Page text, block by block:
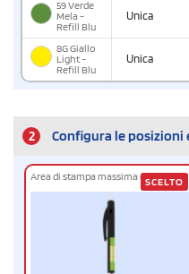
59 Verde
Mela -
Refill Blu
Unica
8G Giallo
Light -
Refill Blu
Unica
2 Configura le posizioni
Area di stampa massima cm0,8 x 4,2
SCELTO